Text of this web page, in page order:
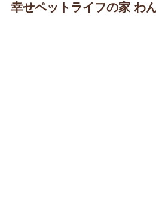
幸せペットライフの家 わ